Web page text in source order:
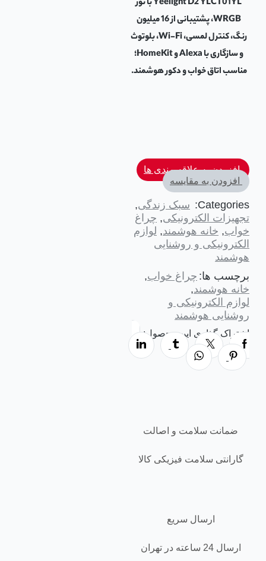
Yeelight D2 YLCT01YL با نور
WRGB، پشتیبانی از 16 میلیون
رنگ، کنترل لمسی، Wi-Fi، بلوتوث
و سازگاری با Alexa و HomeKit؛
مناسب اتاق خواب و دکور هوشمند.
افزودن به علاقه مندی ها
افزودن به مقایسه
Categories: سبک زندگی,
تجهیزات الکترونیکی, چراغ
خواب, خانه هوشمند, لوازم
الکترونیکی و روشنایی
هوشمند
برچسب ها: چراغ خواب,
خانه هوشمند,
لوازم الکترونیکی و
روشنایی هوشمند
اشتراک گذاری این محصول:
ضمانت سلامت و اصالت
گارانتی سلامت فیزیکی کالا
ارسال سریع
ارسال 24 ساعته در تهران